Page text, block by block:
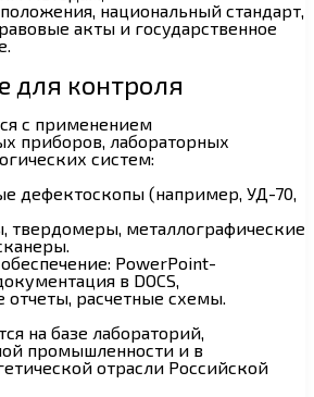
национальный стандарт,
акты и государственное
для контроля
с применением
приборов, лабораторных
систем:
дефектоскопы (например, УД-70,
твердомеры, металлографические
PowerPoint-
в DOCS,
отчеты, расчетные схемы.
на базе лабораторий,
промышленности и в
отрасли Российской